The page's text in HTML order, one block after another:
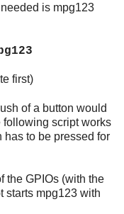
is mpg123
first)
of a button would
following script works
has to be pressed for
the GPIOs (with the
starts mpg123 with